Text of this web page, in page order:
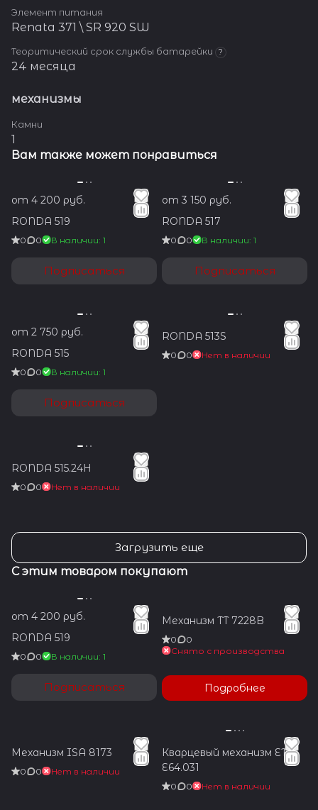
Элемент питания
Renata 371 \ SR 920 SW
Теоритический срок службы батарейки ?
24 месяца
механизмы
Камни
1
Вам также может понравиться
от 4 200 руб.
RONDA 519
0 0 В наличии: 1
Подписаться
от 3 150 руб.
RONDA 517
0 0 В наличии: 1
Подписаться
от 2 750 руб.
RONDA 515
0 0 В наличии: 1
Подписаться
RONDA 513S
0 0 Нет в наличии
RONDA 515.24H
0 0 Нет в наличии
Загрузить еще
С этим товаром покупают
от 4 200 руб.
RONDA 519
0 0 В наличии: 1
Подписаться
Механизм TT 7228B
0
0
Снято с производства
Подробнее
Механизм ISA 8173
0 0 Нет в наличии
Кварцевый механизм ETA
E64.031
0 0 Нет в наличии